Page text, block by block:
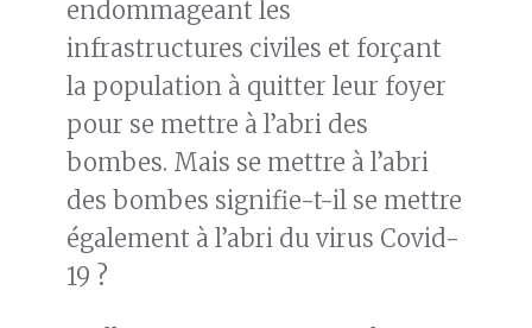
endommageant les
infrastructures civiles et forçant
la population à quitter leur foyer
pour se mettre à l’abri des
bombes. Mais se mettre à l’abri
des bombes signifie-t-il se mettre
également à l’abri du virus Covid-
19 ?